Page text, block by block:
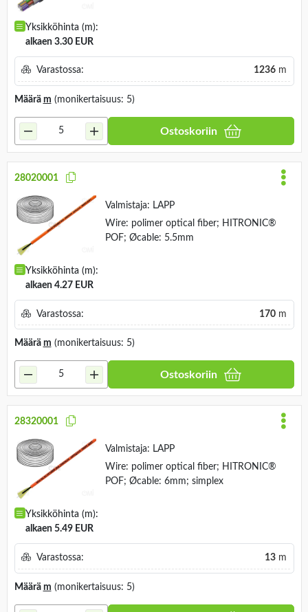
Yksikköhinta (m):
alkaen 3.30 EUR
Varastossa: 1236m
Määrä m (monikertaisuus: 5)
Ostoskoriin
28020001
Valmistaja: LAPP
Wire: polimer optical fiber; HITRONIC®
POF; Øcable: 5.5mm
Yksikköhinta (m):
alkaen 4.27 EUR
Varastossa: 170m
Määrä m (monikertaisuus: 5)
Ostoskoriin
28320001
Valmistaja: LAPP
Wire: polimer optical fiber; HITRONIC®
POF; Øcable: 6mm; simplex
Yksikköhinta (m):
alkaen 5.49 EUR
Varastossa: 13m
Määrä m (monikertaisuus: 5)